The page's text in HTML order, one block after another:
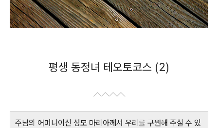
평생 동정녀 테오토코스 (2)
주님의 어머니이신 성모 마리아께서 우리를 구원해 주실 수 있